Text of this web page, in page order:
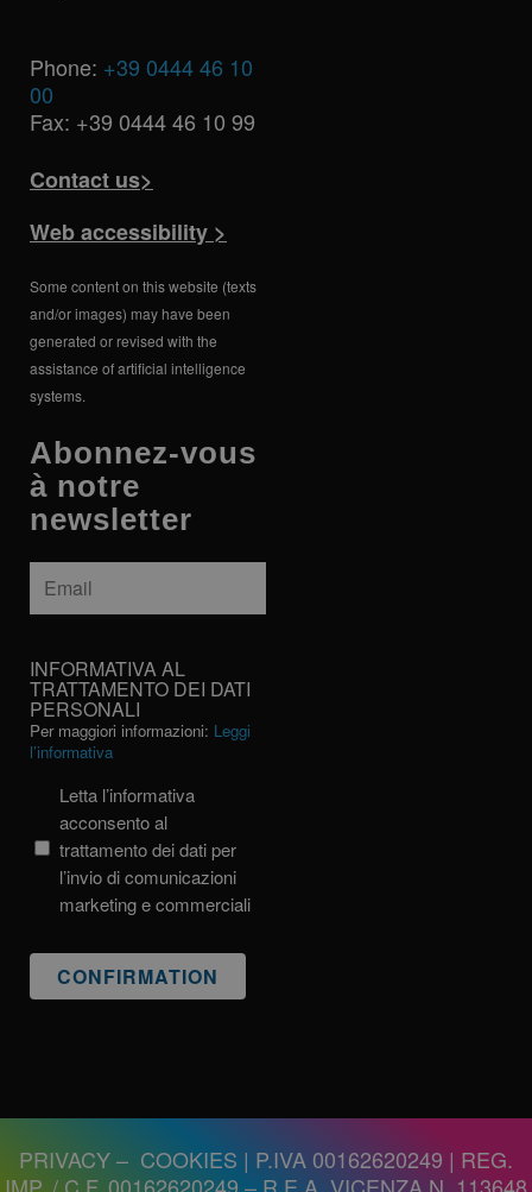
Phone: +39 0444 46 10
00
Fax: +39 0444 46 10 99
Contact us>
Web accessibility >
Some content on this website (texts
and/or images) may have been
generated or revised with the
assistance of artificial intelligence
systems.
Abonnez-vous
à notre
newsletter
Email
INFORMATIVA
AL
TRATTAMENTO
DEI
DATI
PERSONALI
INFORMATIVA AL
TRATTAMENTO DEI DATI
PERSONALI
Per maggiori informazioni: Leggi
l’informativa
Letta l’informativa
acconsento al
trattamento dei dati per
l’invio di comunicazioni
marketing e commerciali
PRIVACY– COOKIES | P.IVA 00162620249 | REG.